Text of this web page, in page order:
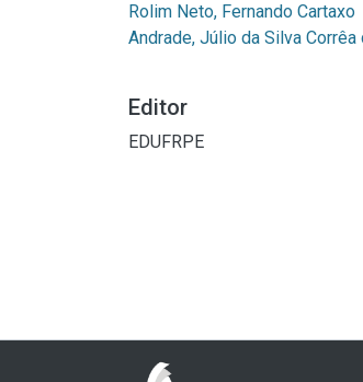
Rolim Neto, Fernando Cartaxo
Andrade, Júlio da Silva Corrêa
Editor
EDUFRPE